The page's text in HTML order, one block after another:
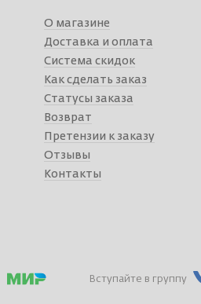
О магазине
Доставка и оплата
Система скидок
Как сделать заказ
Статусы заказа
Возврат
Претензии к заказу
Отзывы
Контакты
Вступайте в группу